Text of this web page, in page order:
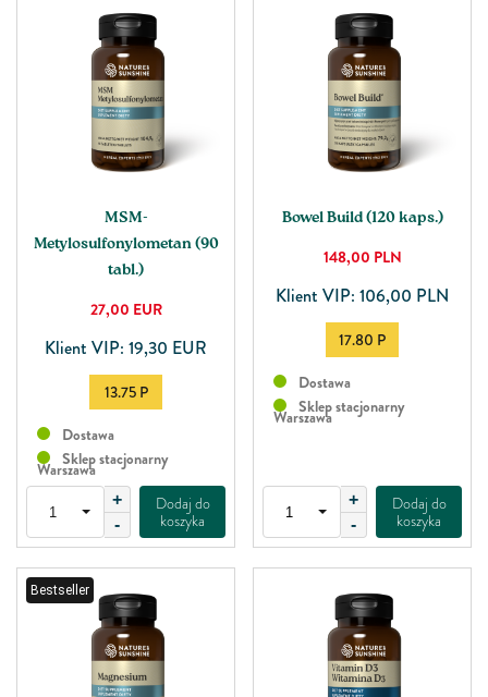
MSM-
Metylosulfonylometan (90
tabl.)
27,00 EUR
Klient VIP: 19,30 EUR
13.75 P
Dostawa
Sklep stacjonarny
Warszawa
+
-
Dodaj do
koszyka
Bowel Build (120 kaps.)
148,00 PLN
Klient VIP: 106,00 PLN
17.80 P
Dostawa
Sklep stacjonarny
Warszawa
+
-
Dodaj do
koszyka
Bestseller